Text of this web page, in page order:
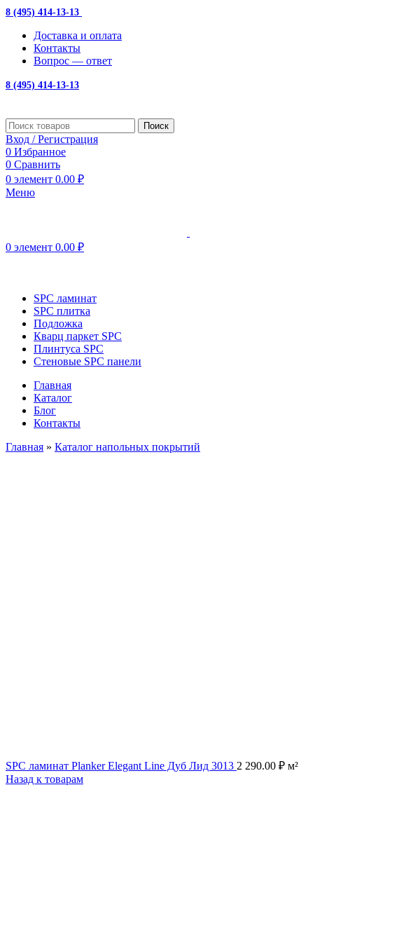
8 (495) 414-13-13
Доставка и оплата
Контакты
Вопрос — ответ
8 (495) 414-13-13
Поиск
Вход / Регистрация
0 Избранное
0 Сравнить
0 элемент 0.00 ₽
Меню
0 элемент 0.00 ₽
SPC ламинат
SPC плитка
Подложка
Кварц паркет SPC
Плинтуса SPC
Стеновые SPC панели
Главная
Каталог
Блог
Контакты
Главная » Каталог напольных покрытий
SPC ламинат Planker Elegant Line Дуб Лид 3013 2 290.00 ₽ м²
Назад к товарам